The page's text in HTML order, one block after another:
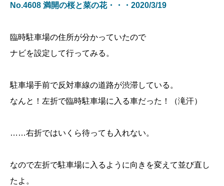
No.4608 満開の桜と菜の花・・・2020/3/19
臨時駐車場の住所が分かっていたので
ナビを設定して行ってみる。
駐車場手前で反対車線の道路が渋滞している。
なんと！左折で臨時駐車場に入る車だった！（滝汗）
……右折ではいくら待っても入れない。
なので左折で駐車場に入るように向きを変えて並び直し
たよ。